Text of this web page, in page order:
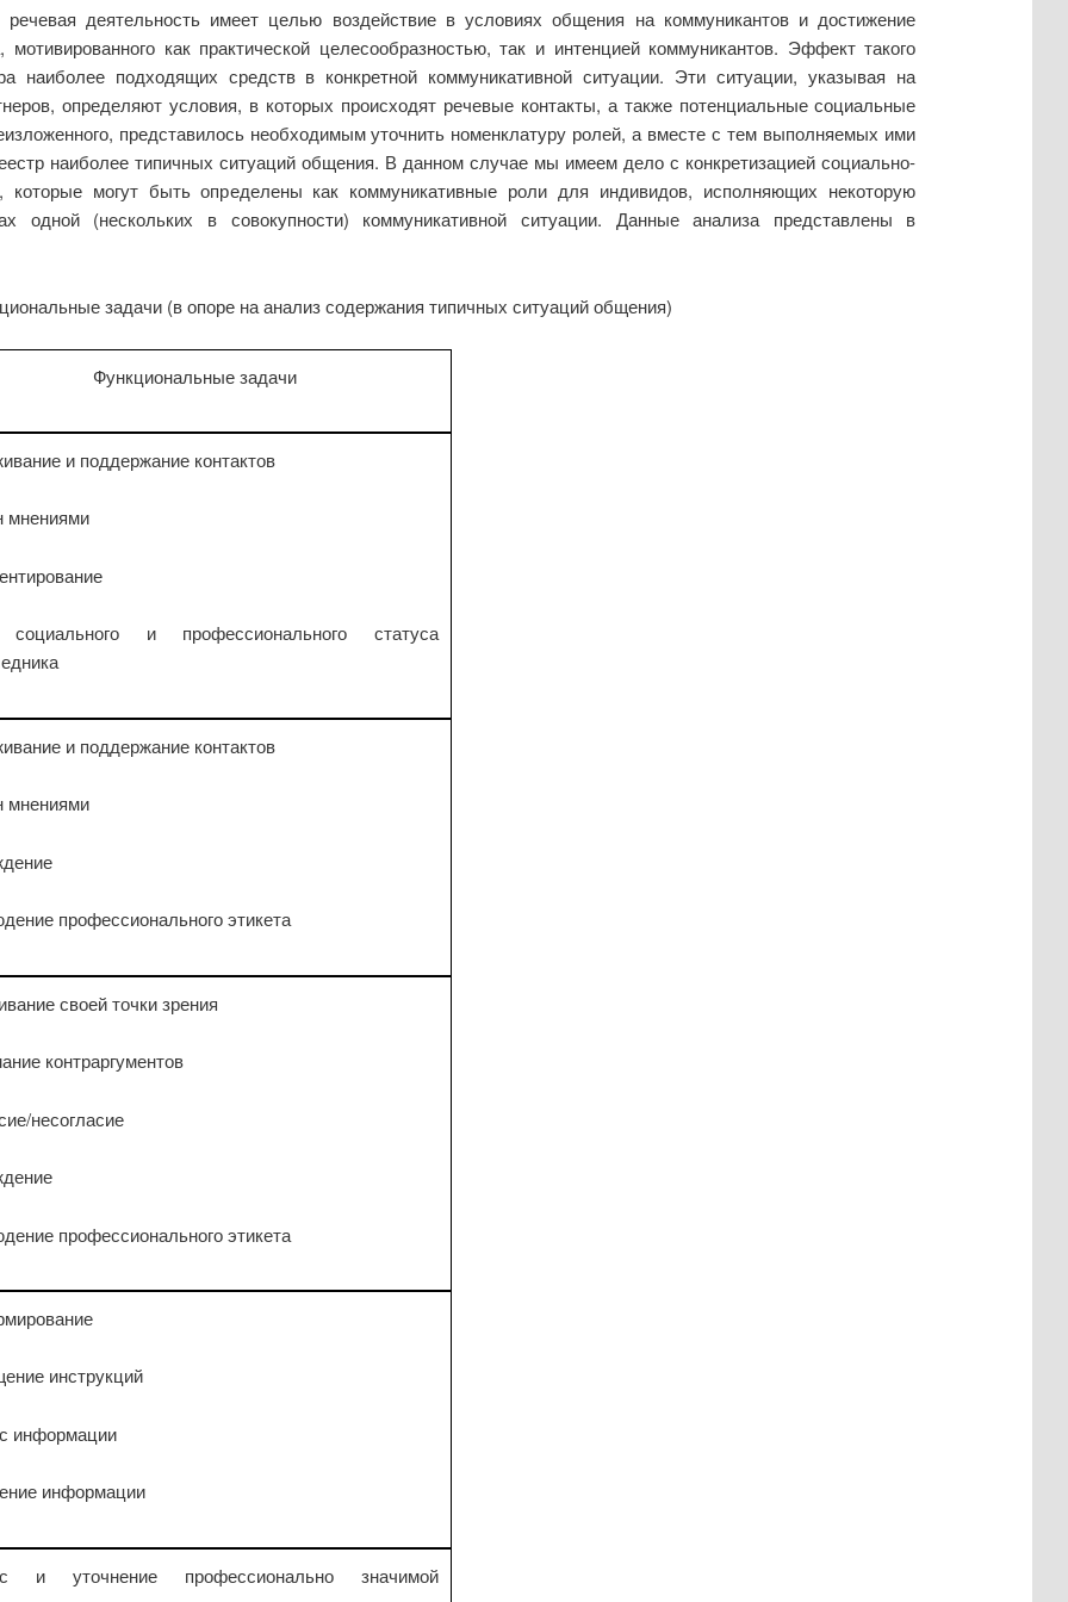
деятельность имеет целью воздействие в условиях общения на коммуникантов и достижение
как практической целесообразностью, так и интенцией коммуникантов. Эффект такого
наиболее подходящих средств в конкретной коммуникативной ситуации. Эти ситуации, указывая на
определяют условия, в которых происходят речевые контакты, а также потенциальные социальные
представилось необходимым уточнить номенклатуру ролей, а вместе с тем выполняемых ими
наиболее типичных ситуаций общения. В данном случае мы имеем дело с конкретизацией социально-
которые могут быть определены как коммуникативные роли для индивидов, исполняющих некоторую
(нескольких в совокупности) коммуникативной ситуации. Данные анализа представлены в
задачи (в опоре на анализ содержания типичных ситуаций общения)
Функциональные задачи
и поддержание контактов
мнениями
и профессионального статуса
и поддержание контактов
мнениями
профессионального этикета
своей точки зрения
контраргументов
несогласие
профессионального этикета
инструкций
информации
информации
и уточнение профессионально значимой